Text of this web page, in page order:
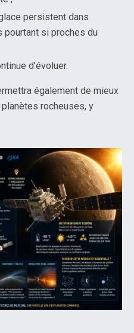
persistent dans
si proches du
d’évoluer.
également de mieux
rocheuses, y